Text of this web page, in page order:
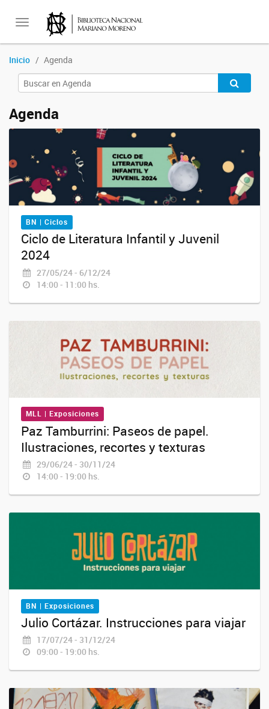
Toggle
navigation
Inicio Agenda
Agenda
BN | Ciclos
Ciclo de Literatura Infantil y Juvenil
2024
27/05/24 - 6/12/24
14:00 - 11:00 hs.
MLL | Exposiciones
Paz Tamburrini: Paseos de papel.
Ilustraciones, recortes y texturas
29/06/24 - 30/11/24
14:00 - 19:00 hs.
BN | Exposiciones
Julio Cortázar. Instrucciones para viajar
17/07/24 - 31/12/24
09:00 - 19:00 hs.